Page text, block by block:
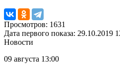
Просмотров: 1631
Дата первого показа: 29.10.2019
Новости
09 августа 13:00